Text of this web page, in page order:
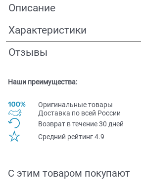
Описание
Характеристики
Отзывы
Наши преимущества:
Оригинальные товары
Доставка по всей Pоссии
Возврат в течение 30 дней
Средний рейтинг 4.9
С этим товаром покупают